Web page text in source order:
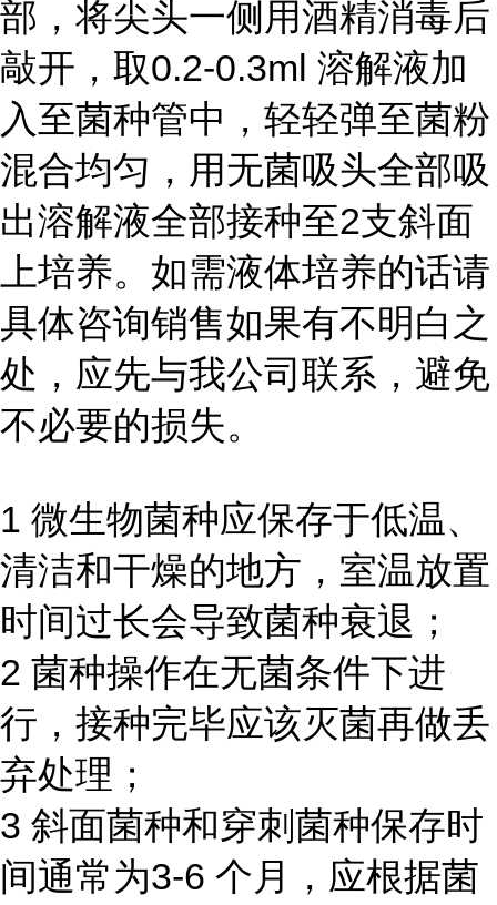
部，将尖头一侧用酒精消毒后
敲开，取0.2-0.3ml 溶解液加
入至菌种管中，轻轻弹至菌粉
混合均匀，用无菌吸头全部吸
出溶解液全部接种至2支斜面
上培养。如需液体培养的话请
具体咨询销售如果有不明白之
处，应先与我公司联系，避免
不必要的损失。
1 微生物菌种应保存于低温、
清洁和干燥的地方，室温放置
时间过长会导致菌种衰退；
2 菌种操作在无菌条件下进
行，接种完毕应该灭菌再做丢
弃处理；
3 斜面菌种和穿刺菌种保存时
间通常为3-6 个月，应根据菌